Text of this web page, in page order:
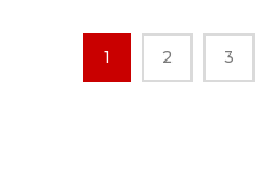
1 2 3